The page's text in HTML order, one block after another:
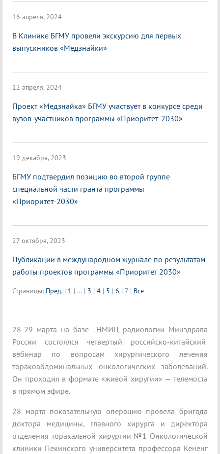
16 апреля, 2024
В Клинике БГМУ провели экскурсию для первых
выпускников «Медзнайки»
12 апреля, 2024
Проект «Медзнайка» БГМУ участвует в конкурсе среди
вузов-участников программы «Приоритет-2030»
19 декабря, 2023
БГМУ подтвердил позицию во второй группе
специальной части гранта программы
«Приоритет-2030»
27 октября, 2023
Публикации в международном журнале по результатам
работы проектов программы «Приоритет 2030»
Страницы: Пред. | 1 | ... | 3 | 4 | 5 | 6 | 7 | Все
28-29 марта на базе НМИЦ радиологии Минздрава
России состоялся четвертый российско-китайский
вебинар по вопросам хирургического лечения
торакоабдоминальных онкологических заболеваний.
Он проходил в формате «живой хиругии» — телемоста
в прямом эфире.
28 марта показательную операцию провела бригада
доктора медицины, главного хирурга и директора
отделения торакальной хирургии №1 Онкологической
клиники Пекинского университета профессора Кененг